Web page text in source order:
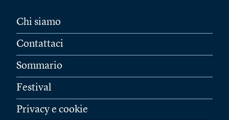
Chi siamo
Contattaci
Sommario
Festival
Privacy e cookie